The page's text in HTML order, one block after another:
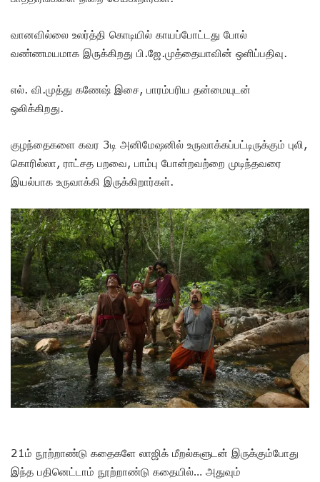
வானவில்லை உலர்த்தி கொடியில் காயப்போட்டது போல்
வண்ணமயமாக இருக்கிறது பி.ஜே.முத்தையாவின் ஒளிப்பதிவு.
எல். வி.முத்து கணேஷ் இசை, பாரம்பரிய தன்மையுடன்
ஒலிக்கிறது.
குழந்தைகளை கவர 3டி அனிமேஷனில் உருவாக்கப்பட்டிருக்கும் புலி,
கொரில்லா, ராட்சத பறவை, பாம்பு போன்றவற்றை முடிந்தவரை
இயல்பாக உருவாக்கி இருக்கிறார்கள்.
21ம் நூற்றாண்டு கதைகளே லாஜிக் மீறல்களுடன் இருக்கும்போது
இந்த பதினெட்டாம் நூற்றாண்டு கதையில்… அதுவும்